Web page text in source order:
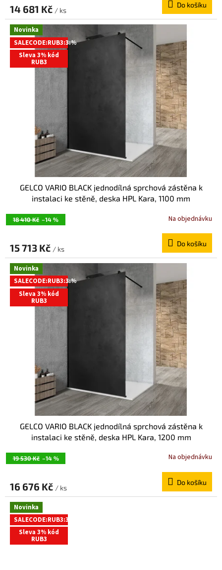
14 681 Kč / ks
Do košíku
Novinka
SALECODE:RUB3:3:%
Sleva 3% kód
RUB3
18 410 Kč –14 %
GELCO VARIO BLACK jednodílná sprchová zástěna k
instalaci ke stěně, deska HPL Kara, 1100 mm
Na objednávku
15 713 Kč / ks
Do košíku
Novinka
SALECODE:RUB3:3:%
Sleva 3% kód
RUB3
19 530 Kč –14 %
GELCO VARIO BLACK jednodílná sprchová zástěna k
instalaci ke stěně, deska HPL Kara, 1200 mm
Na objednávku
16 676 Kč / ks
Do košíku
Novinka
SALECODE:RUB3:3:%
Sleva 3% kód
RUB3